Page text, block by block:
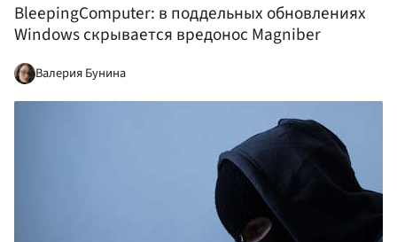
BleepingComputer: в поддельных обновлениях
Windows скрывается вредонос Magniber
Валерия Бунина